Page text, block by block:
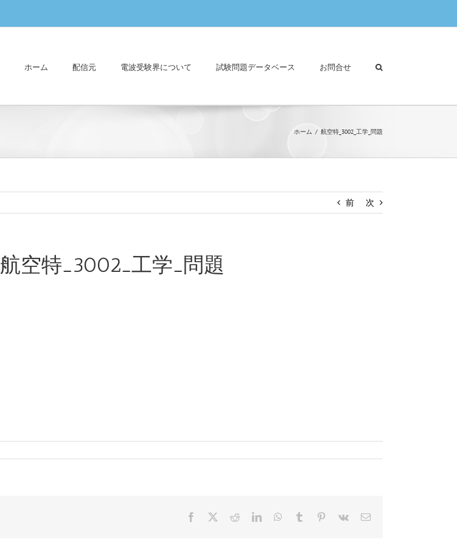
ホーム 配信元 電波受験界について 試験問題データベース お問合せ
ホーム 航空特_3002_工学_問題
前 次
航空特_3002_工学_問題
Facebook RedditLinkedInWhatsApp
Tumblr Pinterest
Vk
電